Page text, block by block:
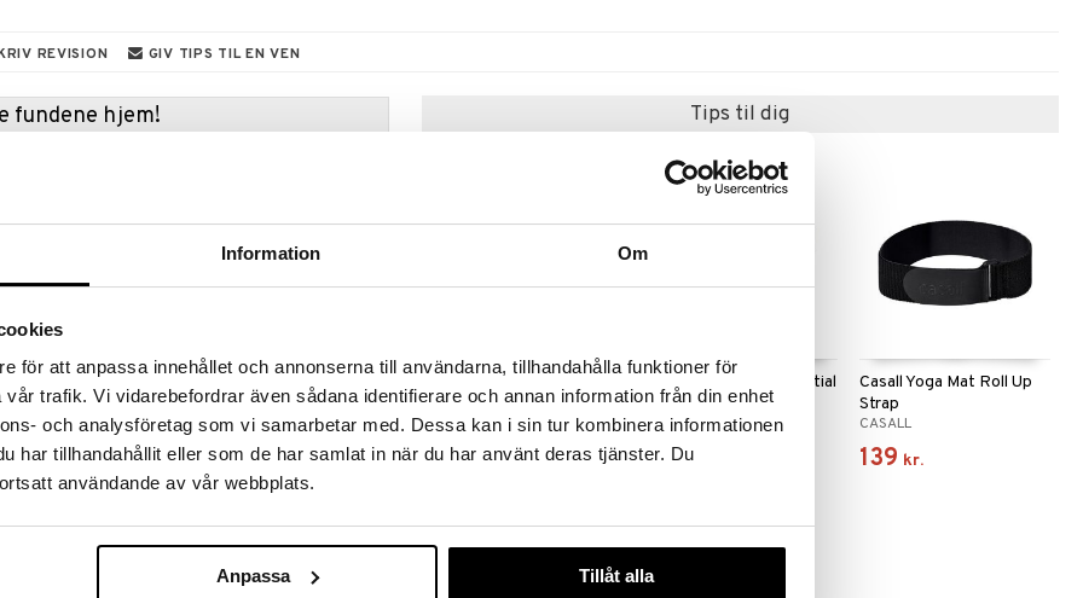
Information Om
för att anpassa innehållet och annonserna till användarna, tillhandahålla funktioner för
trafik. Vi vidarebefordrar även sådana identifierare och annan information från din enhet
och analysföretag som vi samarbetar med. Dessa kan i sin tur kombinera informationen
har tillhandahållit eller som de har samlat in när du har använt deras tjänster. Du
användande av vår webbplats.
Anpassa Tillåt alla
REVISION GIV TIPS TIL EN VEN
fundene hjem!
kan hurtigt blive udsolgt!
»
2021 blev Casalls Position matta klassad
bara hålla med! Här får du en utmärkt yogamatta
att använda hemma, på gymmet eller när du
ger bra stötdämpning som gör utmanande
extra bekvämlighet och ett extra lager i mesh som
Tips til dig
Casall Exercise Mat
Comfort 7mm
CASALL
429 kr.
Casall Yoga Mat Essential
Cushion 5mm
CASALL
349
Casall Yoga Mat Roll Up
Strap
CASALL
139 kr.